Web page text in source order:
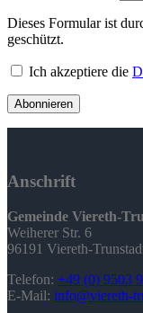
Dieses Formular ist
geschützt.
Ich akzeptiere die
Abonnieren
Anschrift
Gemeinde Viereth-
Weiherer Str. 6
96191 Viereth-
Telefon: +49 (0) 9503
E-Mail: info@viereth-